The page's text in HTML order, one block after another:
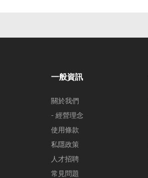
一般資訊
關於我們
- 經營理念
使用條款
私隱政策
人才招聘
常見問題